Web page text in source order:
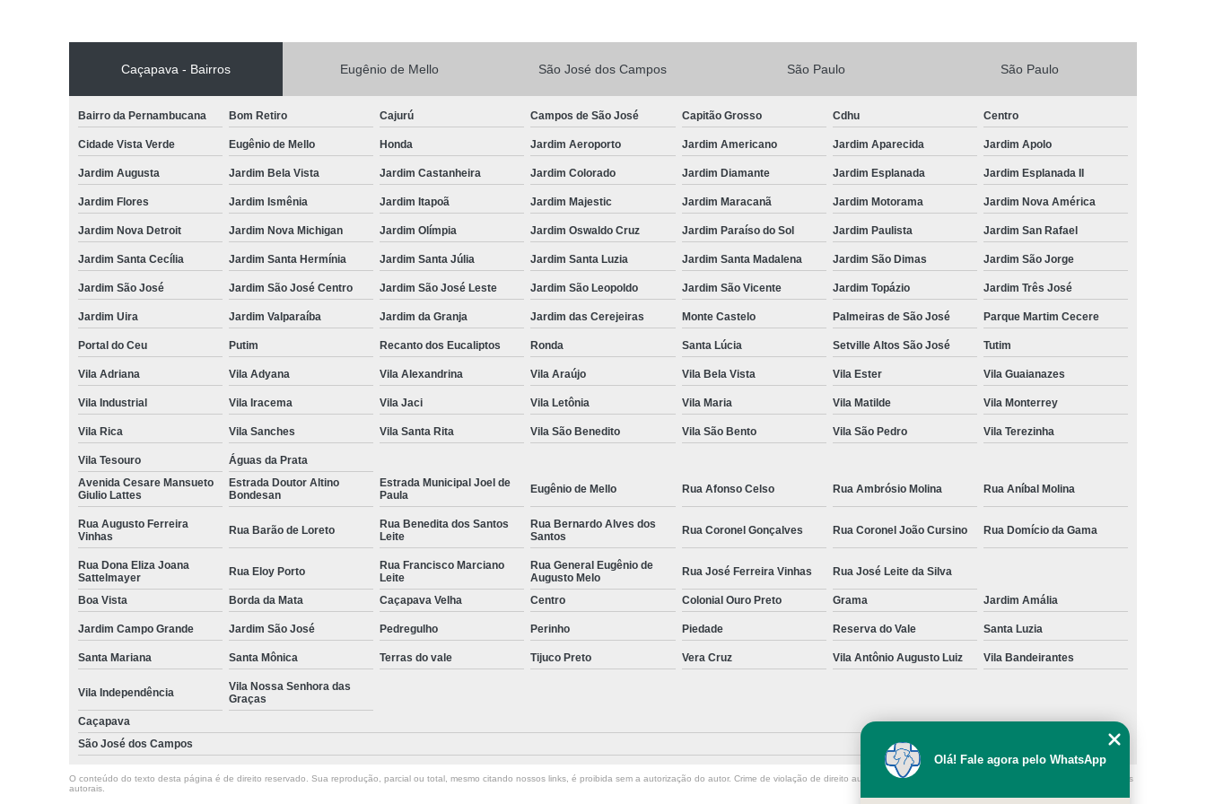
Veterinário 24 Horas Mais Próximo
Veterinário 24 Horas Perto de Mim
Veterinário 24h Perto de Mim
Veterinário 24hrs
Vet Popular 24 Horas
Veterinario a Preço Popular
Veterinária Popular
Veterinária Popular 24 Horas
Veterinário 24 Horas Popular
Veterinário Popular
Veterinário Popular 24 Horas
Veterinário Popular 24h
Veterinário Popular Perto de Mim Veterinário Preço Popular
Caçapava - Bairros Eugênio de Mello São José dos Campos São Paulo São Paulo
Bairro da Pernambucana Bom Retiro Cajurú Campos de São José Capitão Grosso Cdhu Centro
Cidade Vista Verde Eugênio de Mello Honda Jardim Aeroporto Jardim Americano Jardim Aparecida Jardim Apolo
Jardim Augusta Jardim Bela Vista Jardim Castanheira Jardim Colorado Jardim Diamante Jardim Esplanada Jardim Esplanada II
Jardim Flores Jardim Ismênia Jardim Itapoã Jardim Majestic Jardim Maracanã Jardim Motorama Jardim Nova América
Jardim Nova Detroit Jardim Nova Michigan Jardim Olímpia Jardim Oswaldo Cruz Jardim Paraíso do Sol Jardim Paulista Jardim San Rafael
Jardim Santa Cecília Jardim Santa Hermínia Jardim Santa Júlia Jardim Santa Luzia Jardim Santa Madalena Jardim São Dimas Jardim São Jorge
Jardim São José Jardim São José Centro Jardim São José Leste Jardim São Leopoldo Jardim São Vicente Jardim Topázio Jardim Três José
Jardim Uira Jardim Valparaíba Jardim da Granja Jardim das Cerejeiras Monte Castelo Palmeiras de São José Parque Martim Cecere
Portal do Ceu Putim Recanto dos Eucaliptos Ronda Santa Lúcia Setville Altos São José Tutim
Vila Adriana Vila Adyana Vila Alexandrina Vila Araújo Vila Bela Vista Vila Ester Vila Guaianazes
Vila Industrial Vila Iracema Vila Jaci Vila Letônia Vila Maria Vila Matilde Vila Monterrey
Vila Rica Vila Sanches Vila Santa Rita Vila São Benedito Vila São Bento Vila São Pedro Vila Terezinha
Vila Tesouro
Águas da Prata
Avenida Cesare Mansueto
Giulio Lattes
Estrada Doutor Altino
Bondesan
Estrada Municipal Joel de
Paula
Eugênio de Mello Rua Afonso Celso Rua Ambrósio Molina Rua Aníbal Molina
Rua Augusto Ferreira
Vinhas
Rua Barão de Loreto
Rua Benedita dos Santos
Leite
Rua Bernardo Alves dos
Santos
Rua Coronel Gonçalves Rua Coronel João Cursino Rua Domício da Gama
Rua Dona Eliza Joana
Sattelmayer
Rua Eloy Porto
Rua Francisco Marciano
Leite
Rua General Eugênio de
Augusto Melo
Rua José Ferreira Vinhas Rua José Leite da Silva
Boa Vista Borda da Mata Caçapava Velha Centro Colonial Ouro Preto Grama Jardim Amália
Jardim Campo Grande Jardim São José Pedregulho Perinho Piedade Reserva do Vale Santa Luzia
Santa Mariana Santa Mônica Terras do vale Tijuco Preto Vera Cruz Vila Antônio Augusto Luiz Vila Bandeirantes
Vila Independência
Vila Nossa Senhora das
Graças
Caçapava
São José dos Campos
O conteúdo do texto desta página é de direito reservado. Sua reprodução, parcial ou total, mesmo citando nossos links, é proibida sem a autorização do autor. Crime de violação de direito autoral – artigo 184 do Código Penal –
Lei 9610/98 - Lei de direitos
autorais
Olá! Fale agora pelo WhatsApp